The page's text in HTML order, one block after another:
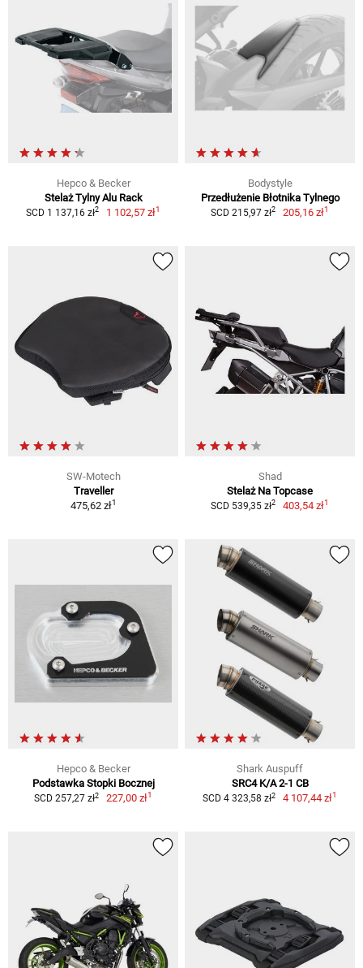
Hepco & Becker
Stelaż Tylny Alu Rack
SCD 1 137,16 zł2 1 102,57 zł1
Bodystyle
Przedłużenie Błotnika Tylnego
SCD 215,97 zł2 205,16 zł1
SW-Motech
Traveller
475,62 zł1
Shad
Stelaż Na Topcase
SCD 539,35 zł2 403,54 zł1
Hepco & Becker
Podstawka Stopki Bocznej
SCD 257,27 zł2 227,00 zł1
Shark Auspuff
SRC4 K/A 2-1 CB
SCD 4 323,58 zł2 4 107,44 zł1